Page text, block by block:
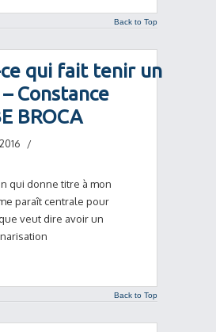
Back to Top
ce qui fait tenir un
Constance
BROCA
/
qui donne titre à mon
paraît centrale pour
veut dire avoir un
Back to Top